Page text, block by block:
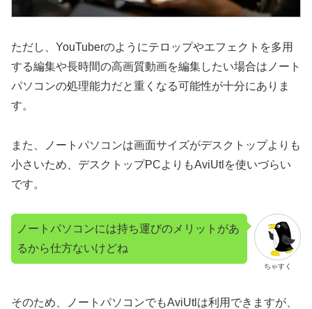
ただし、YouTuberのようにテロップやエフェクトを多用
する編集や長時間の高画質動画を編集したい場合はノート
パソコンの処理能力だと重くなる可能性が十分にありま
す。
また、ノートパソコンは画面サイズがデスクトップよりも
小さいため、デスクトップPCよりもAviUtlを使いづらい
です。
ちゃすく
ノートパソコンには持ち運びのメリットがあ
るから仕方ないけどね
そのため、ノートパソコンでもAviUtlは利用できますが、